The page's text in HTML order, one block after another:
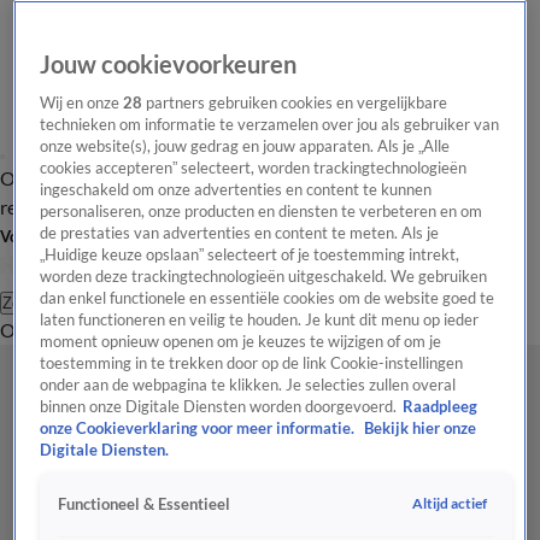
Overzicht Laatste nieuws Regionieuws Het beste van Hart
Tip de
redactie
Volg Hart van Nederland
Zoeken
OverzichtRegioUitzendingenWeerTip de redactiePanelVideo's
Jouw cookievoorkeuren
Wij en onze28 partners gebruiken cookies en vergelijkbare
technieken om informatie te verzamelen over jou als gebruiker van
onze website(s), jouw gedrag en jouw apparaten. Als je „Alle
cookies accepteren” selecteert, worden trackingtechnologieën
ingeschakeld om onze advertenties en content te kunnen
personaliseren, onze producten en diensten te verbeteren en om
de prestaties van advertenties en content te meten. Als je
„Huidige keuze opslaan” selecteert of je toestemming intrekt,
worden deze trackingtechnologieën uitgeschakeld. We gebruiken
dan enkel functionele en essentiële cookies om de website goed te
laten functioneren en veilig te houden. Je kunt dit menu op ieder
moment opnieuw openen om je keuzes te wijzigen of om je
toestemming in te trekken door op de link Cookie-instellingen
onder aan de webpagina te klikken. Je selecties zullen overal
binnen onze Digitale Diensten worden doorgevoerd. Raadpleeg
onze Cookieverklaring voor meer informatie.
Bekijk hier onze
Digitale Diensten.
Functioneel & Essentieel Altijd actief